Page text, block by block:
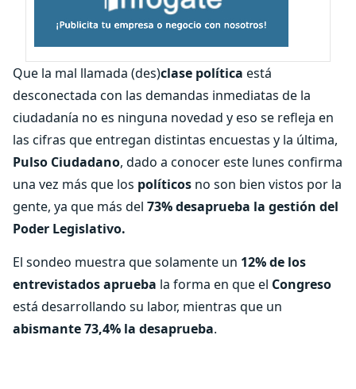
Que la mal llamada (des)clase política está
desconectada con las demandas inmediatas de la
ciudadanía no es ninguna novedad y eso se refleja en
las cifras que entregan distintas encuestas y la última,
Pulso Ciudadano, dado a conocer este lunes confirma
una vez más que los políticos no son bien vistos por la
gente, ya que más del 73% desaprueba la gestión del
Poder Legislativo.
El sondeo muestra que solamente un 12% de los
entrevistados aprueba la forma en que el Congreso
está desarrollando su labor, mientras que un
abismante 73,4% la desaprueba.